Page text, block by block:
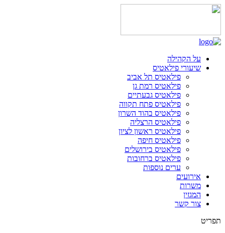
על הקהילה
שיעורי פילאטיס
פילאטיס תל אביב
פילאטיס רמת גן
פילאטיס גבעתיים
פילאטיס פתח תקווה
פילאטיס בהוד השרון
פילאטיס הרצליה
פילאטיס ראשון לציון
פילאטיס חיפה
פילאטיס בירושלים
פילאטיס ברחובות
ערים נוספות
אירועים
משרות
המגזין
צור קשר
תפריט